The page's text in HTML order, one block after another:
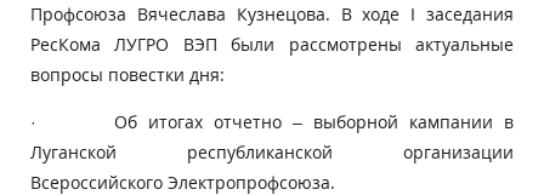
Профсоюза Вячеслава Кузнецова. В ходе I заседания
РесКома ЛУГРО ВЭП были рассмотрены актуальные
вопросы повестки дня:
· Об итогах отчетно – выборной кампании в
Луганской республиканской организации
Всероссийского Электропрофсоюза.